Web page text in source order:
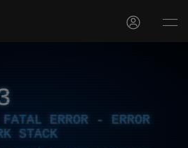
ERROR - ERROR
STACK